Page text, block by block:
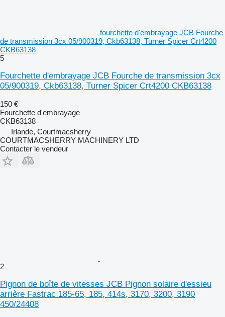
fourchette d'embrayage JCB Fourche
de transmission 3cx 05/900319, Ckb63138, Turner Spicer Crt4200
CKB63138
5
Fourchette d'embrayage JCB Fourche de transmission 3cx
05/900319, Ckb63138, Turner Spicer Crt4200 CKB63138
150 €
Fourchette d'embrayage
CKB63138
Irlande, Courtmacsherry
COURTMACSHERRY MACHINERY LTD
Contacter le vendeur
2
Pignon de boîte de vitesses JCB Pignon solaire d'essieu
arrière Fastrac 185-65, 185, 414s, 3170, 3200, 3190
450/24408